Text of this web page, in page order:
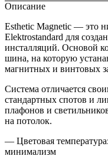
Описание
Esthetic Magnetic — это
Elektrostandard для
инсталляций. Основой
шина, на которую
магнитных и винтовых
Система отличается
стандартных спотов и
плафонов и
на потолок.
— Цветовая
минимализм